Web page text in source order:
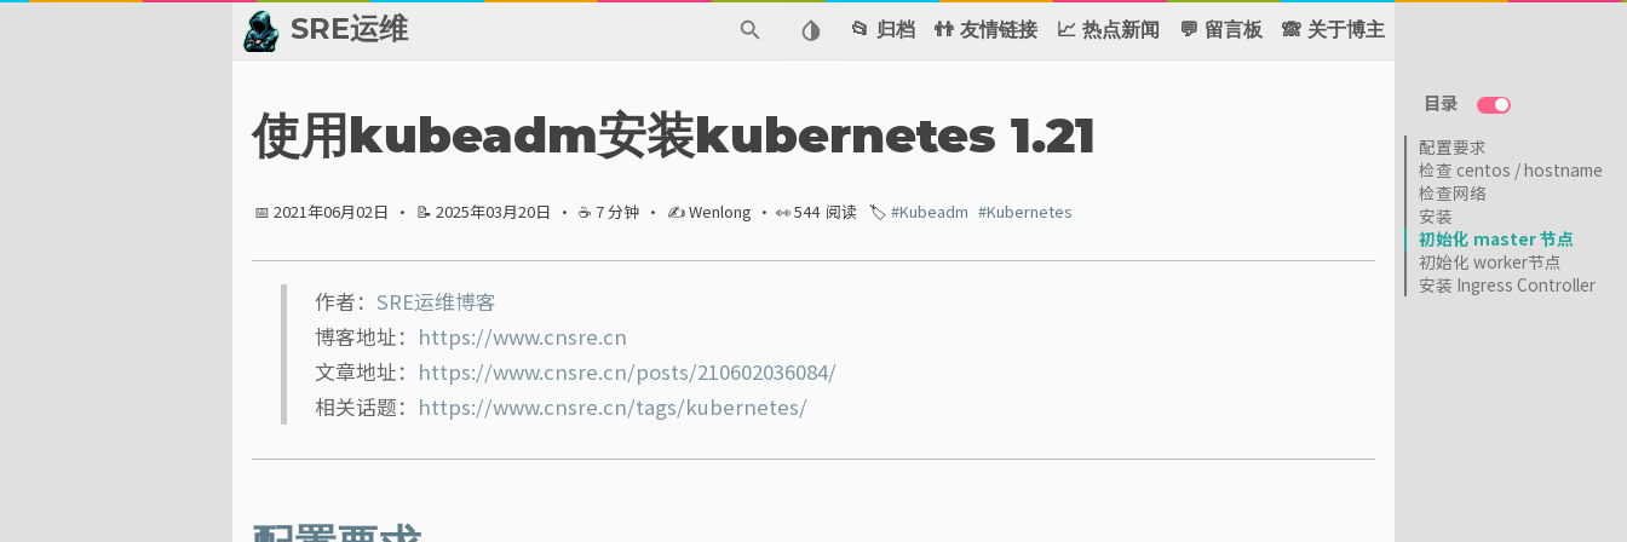
SRE运维
👬 友情链接
📈 热点新闻
🙈 关于博主
📂 归档 👬 友情链接 📈 热点新闻 💬 留言板 🙈 关于博主
使用kubeadm安装kubernetes 1.21
📅 2021年06月02日 · 📝 2025年03月20日 · ☕ 7 分钟 · ✍ Wenlong · 👀544 阅读 🏷️ #Kubeadm #Kubernetes
作者： SRE运维博客
博客地址： https://www.cnsre.cn
文章地址： https://www.cnsre.cn/posts/210602036084/
相关话题： https://www.cnsre.cn/tags/kubernetes/
目录
配置要求
检查 centos / hostname
检查网络
安装
初始化 master 节点
初始化 worker节点
安装 Ingress Controller